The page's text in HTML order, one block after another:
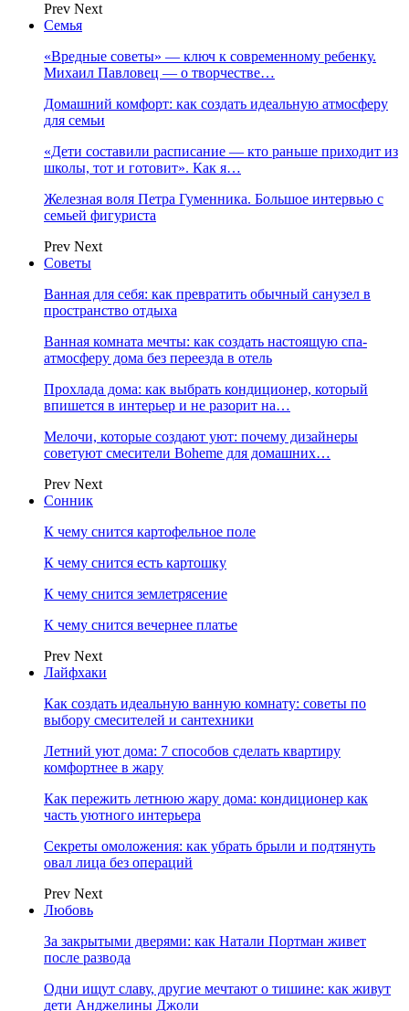
Prev Next
Семья
«Вредные советы» — ключ к современному ребенку.
Михаил Павловец — о творчестве…
Домашний комфорт: как создать идеальную атмосферу
для семьи
«Дети составили расписание — кто раньше приходит из
школы, тот и готовит». Как я…
Железная воля Петра Гуменника. Большое интервью с
семьей фигуриста
Prev Next
Советы
Ванная для себя: как превратить обычный санузел в
пространство отдыха
Ванная комната мечты: как создать настоящую спа-
атмосферу дома без переезда в отель
Прохлада дома: как выбрать кондиционер, который
впишется в интерьер и не разорит на…
Мелочи, которые создают уют: почему дизайнеры
советуют смесители Boheme для домашних…
Prev Next
Сонник
К чему снится картофельное поле
К чему снится есть картошку
К чему снится землетрясение
К чему снится вечернее платье
Prev Next
Лайфхаки
Как создать идеальную ванную комнату: советы по
выбору смесителей и сантехники
Летний уют дома: 7 способов сделать квартиру
комфортнее в жару
Как пережить летнюю жару дома: кондиционер как
часть уютного интерьера
Секреты омоложения: как убрать брыли и подтянуть
овал лица без операций
Prev Next
Любовь
За закрытыми дверями: как Натали Портман живет
после развода
Одни ищут славу, другие мечтают о тишине: как живут
дети Анджелины Джоли